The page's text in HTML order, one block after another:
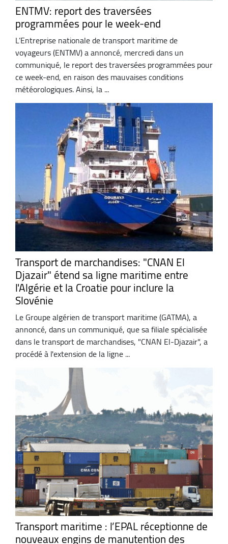
ENTMV: report des traversées
programmées pour le week-end
L’Entreprise nationale de transport maritime de
voyageurs (ENTMV) a annoncé, mercredi dans un
communiqué, le report des traversées programmées pour
ce week-end, en raison des mauvaises conditions
météorologiques. Ainsi, la ...
Transport de marchandises: "CNAN El
Djazair" étend sa ligne maritime entre
l'Algérie et la Croatie pour inclure la
Slovénie
Le Groupe algérien de transport maritime (GATMA), a
annoncé, dans un communiqué, que sa filiale spécialisée
dans le transport de marchandises, "CNAN El-Djazair", a
procédé à l'extension de la ligne ...
Transport maritime : l’EPAL réceptionne de
nouveaux engins de manutention des